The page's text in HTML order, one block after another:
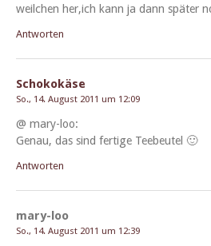
weilchen her,ich kann ja dann später
Antworten
Schokokäse
So., 14. August 2011 um 12:09
@ mary-loo:
Genau, das sind fer­tige Teebeutel 🙂
Antworten
mary-loo
So., 14. August 2011 um 12:39